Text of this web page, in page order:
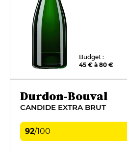
Budget :
45 € à 80 €
Durdon-Bouval
CANDIDE EXTRA BRUT
92/100